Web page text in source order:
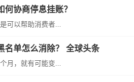
协商停息挂账？
可以帮助消费者...
名单怎么消除？ 全球头条
月，就有可能变...